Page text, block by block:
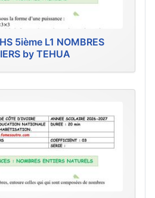
5ième L1 NOMBRES
by TEHUA